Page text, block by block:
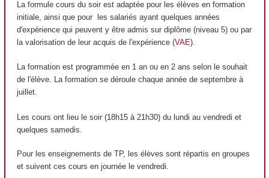
La formule cours du soir est adaptée pour les élèves en formation
initiale, ainsi que pour les salariés ayant quelques années
d'expérience qui peuvent y être admis sur diplôme (niveau 5) ou par
la valorisation de leur acquis de l'expérience (VAE).
La formation est programmée en 1 an ou en 2 ans selon le souhait
de l'élève. La formation se déroule chaque année de septembre à
juillet.
Les cours ont lieu le soir (18h15 à 21h30) du lundi au vendredi et
quelques samedis.
Pour les enseignements de TP, les élèves sont répartis en groupes
et suivent ces cours en journée le vendredi.